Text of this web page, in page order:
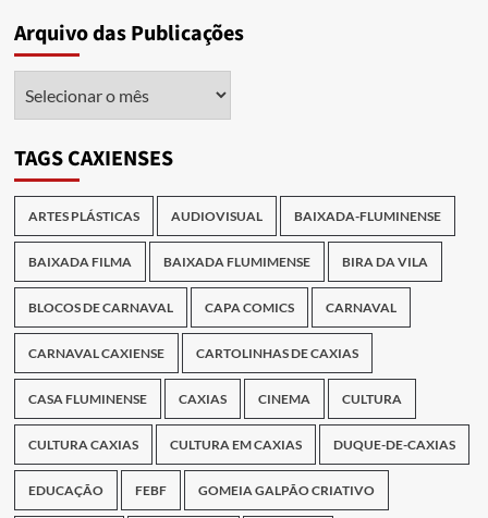
Arquivo das Publicações
TAGS CAXIENSES
ARTES PLÁSTICAS AUDIOVISUAL BAIXADA-FLUMINENSE
BAIXADA FILMA BAIXADA FLUMIMENSE BIRA DA VILA
BLOCOS DE CARNAVAL CAPA COMICS CARNAVAL
CARNAVAL CAXIENSE CARTOLINHAS DE CAXIAS
CASA FLUMINENSE CAXIAS CINEMA CULTURA
CULTURA CAXIAS CULTURA EM CAXIAS DUQUE-DE-CAXIAS
EDUCAÇÃO FEBF GOMEIA GALPÃO CRIATIVO